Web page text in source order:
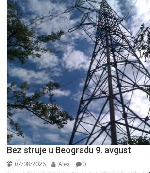
Bez struje u Beogradu 9. avgust
07/08/2026 Alex 0